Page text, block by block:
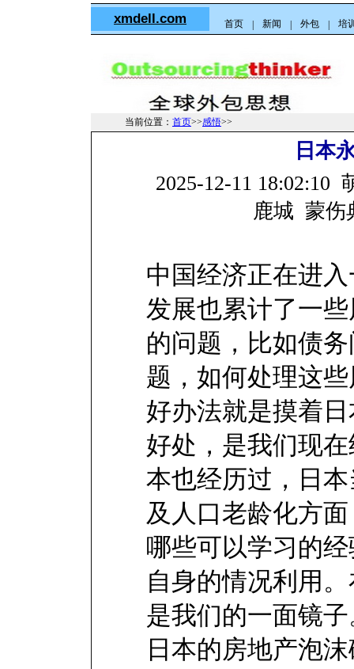
xmdell.com 首页 新闻 外包 培
当前位置： 首页>>感悟>>
日本
2025-12-11 18:02:10
鹿城 蒙伤
中国经济正在进
发展也累计了一
的问题，比如债
题，如何处理这
好办法就是摸着
好处，是我们现
本也经历过，日
及人口老龄化方
哪些可以学习的
自身的情况利用
是我们的一面镜
日本的房地产泡